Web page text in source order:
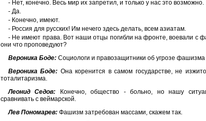
- Нет, конечно. Весь мир их запретил, и только у нас это возможно.
- Да.
- Конечно, имеют.
- Россия для русских! Им нечего здесь делать, всем азиатам.
- Не имеют права. Вот наши отцы погибли на фронте, воевали с
они что проповедуют?
Вероника Боде: Социологи и правозащитники об угрозе фашизма
Вероника Боде: Она коренится в самом государстве, не
тоталитаризма.
Леонид Седов: Конечно, общество - больно, но нашу
сравнивать с веймарской.
Лев Пономарев: Фашизм затребован массами, скажем так.